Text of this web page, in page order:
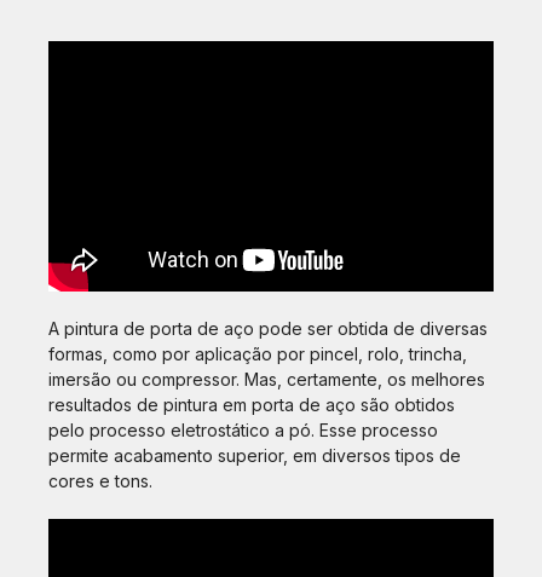
A pintura de porta de aço pode ser obtida de diversas
formas, como por aplicação por pincel, rolo, trincha,
imersão ou compressor. Mas, certamente, os melhores
resultados de pintura em porta de aço são obtidos
pelo processo eletrostático a pó. Esse processo
permite acabamento superior, em diversos tipos de
cores e tons.